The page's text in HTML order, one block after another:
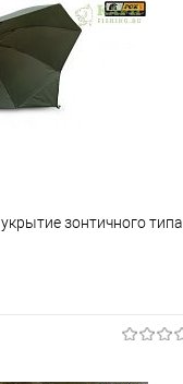
зонтичного типа